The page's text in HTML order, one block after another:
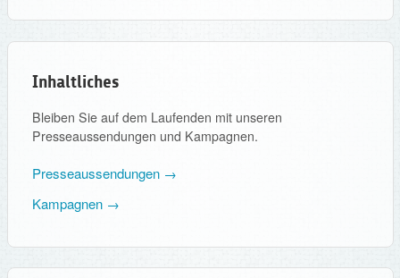
Inhaltliches
Bleiben Sie auf dem Laufenden mit unseren
Presseaussendungen und Kampagnen.
Presseaussendungen →
Kampagnen →